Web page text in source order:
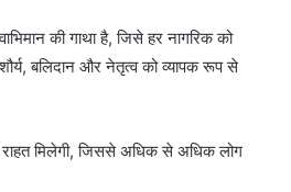
की गाथा है, जिसे हर नागरिक को
बलिदान और नेतृत्व को व्यापक रूप से
मिलेगी, जिससे अधिक से अधिक लोग